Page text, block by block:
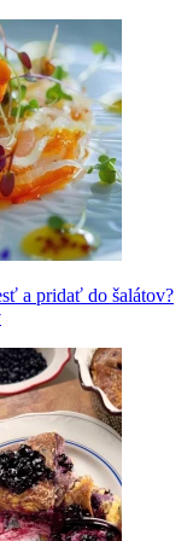
a pridať do šalátov?